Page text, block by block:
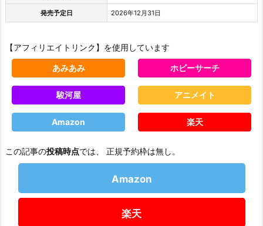
発売予定日 2026年12月31日
【アフィリエイトリンク】を使用しています
あみあみ ホビーサーチ
駿河屋 アニメイト
Amazon 楽天
この記事の投稿時点では、 正規予約枠は無し。
Amazon
楽天